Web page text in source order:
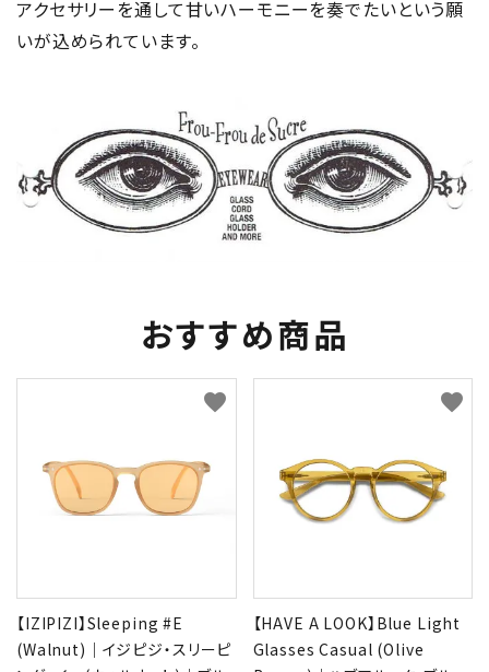
アクセサリーを通して甘いハーモニーを奏でたいという願
いが込められています。
おすすめ商品
【IZIPIZI】Sleeping #E
(Walnut)｜イジピジ・スリーピ
favorite
【HAVE A LOOK】Blue Light
Glasses Casual (Olive
favorite